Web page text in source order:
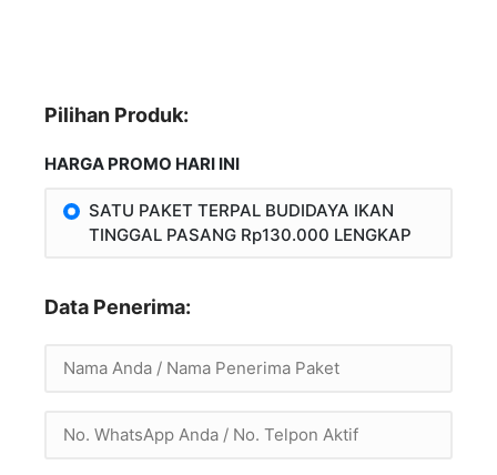
Pilihan Produk:
HARGA PROMO HARI INI
SATU PAKET TERPAL BUDIDAYA IKAN
TINGGAL PASANG Rp130.000 LENGKAP
Data Penerima: